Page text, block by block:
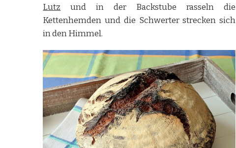
Lutz und in der Backstube rasseln die
Kettenhemden und die Schwerter strecken sich
in den Himmel.